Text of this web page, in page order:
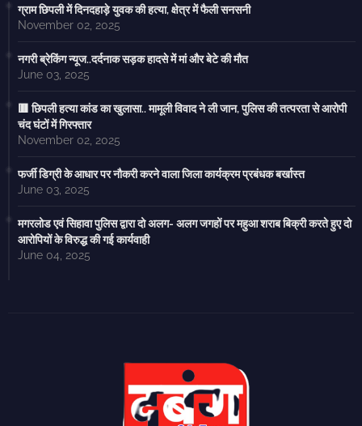
ग्राम छिपली में दिनदहाड़े युवक की हत्या, क्षेत्र में फैली सनसनी
November 02, 2025
नगरी ब्रेकिंग न्यूज..दर्दनाक सड़क हादसे में मां और बेटे की मौत
June 03, 2025
🟥 छिपली हत्या कांड का खुलासा.. मामूली विवाद ने ली जान, पुलिस की तत्परता से आरोपी
चंद घंटों में गिरफ्तार
November 02, 2025
फर्जी डिग्री के आधार पर नौकरी करने वाला जिला कार्यक्रम प्रबंधक बर्खास्त
June 03, 2025
मगरलोड एवं सिहावा पुलिस द्वारा दो अलग- अलग जगहों पर महुआ शराब बिक्री करते हुए दो
आरोपियों के विरुद्ध की गई कार्यवाही
June 04, 2025